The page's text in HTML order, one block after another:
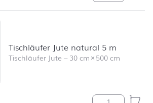
Tischläufer Jute natural 5 m
Tischläufer Jute –30 cm×500 cm
Tischläufer